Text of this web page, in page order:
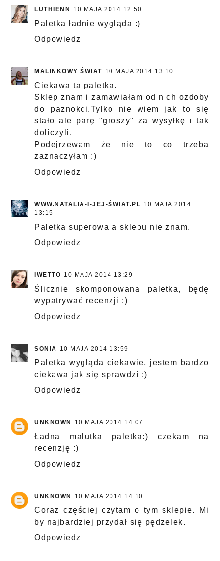
LUTHIENN 10 MAJA 2014 12:50
Paletka ładnie wygląda :)
Odpowiedz
MALINKOWY ŚWIAT 10 MAJA 2014 13:10
Ciekawa ta paletka.
Sklep znam i zamawiałam od nich ozdoby
do paznokci.Tylko nie wiem jak to się
stało ale parę "groszy" za wysyłkę i tak
doliczyli.
Podejrzewam że nie to co trzeba
zaznaczyłam :)
Odpowiedz
WWW.NATALIA-I-JEJ-ŚWIAT.PL 10 MAJA 2014
13:15
Paletka superowa a sklepu nie znam.
Odpowiedz
IWETTO 10 MAJA 2014 13:29
Ślicznie skomponowana paletka, będę
wypatrywać recenzji :)
Odpowiedz
SONIA 10 MAJA 2014 13:59
Paletka wygląda ciekawie, jestem bardzo
ciekawa jak się sprawdzi :)
Odpowiedz
UNKNOWN 10 MAJA 2014 14:07
Ładna malutka paletka:) czekam na
recenzję :)
Odpowiedz
UNKNOWN 10 MAJA 2014 14:10
Coraz częściej czytam o tym sklepie. Mi
by najbardziej przydał się pędzelek.
Odpowiedz